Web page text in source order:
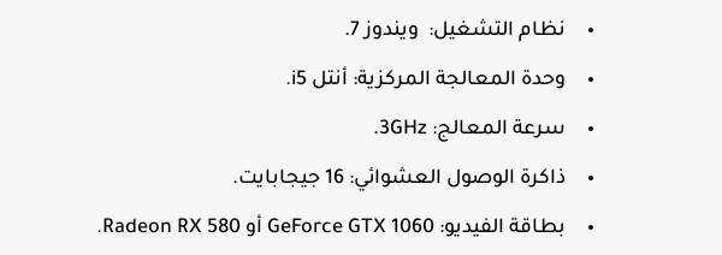
نظام التشغيل: ويندوز 7.
وحدة المعالجة المركزية: أنتل i5.
سرعة المعالج: 3GHz.
ذاكرة الوصول العشوائي: 16 جيجابايت.
بطاقة الفيديو: GeForce GTX 1060 أو Radeon RX 580.